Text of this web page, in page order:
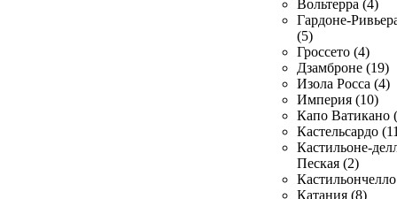
Вольтерра (4)
Гардоне-
(5)
Гроссето (4)
Дзамброне (19)
Изола Росса (4)
Империя (10)
Капо Ватикано
Кастельсардо
Кастильоне-
Пеская (2)
Катания (8)